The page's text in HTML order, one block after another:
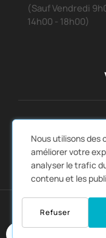
(Sauf Vendredi
14h00 - 18h00)
LIENS RAPIDES 
Copyright © 2025
Nous utilisons des
améliorer votre
analyser le trafic
contenu et les
Refuser